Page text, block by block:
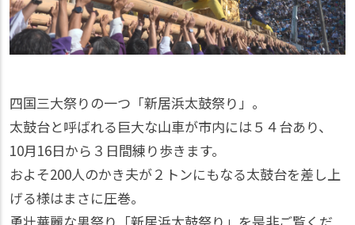
四国三大祭りの一つ「新居浜太鼓祭り」。
太鼓台と呼ばれる巨大な山車が市内には５４台あり、
10月16日から３日間練り歩きます。
およそ200人のかき夫が２トンにもなる太鼓台を差し上
げる様はまさに圧巻。